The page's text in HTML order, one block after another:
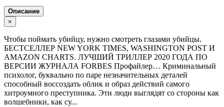
Описание
×
Чтобы поймать убийцу, нужно смотреть глазами убийцы.
БЕСТСЕЛЛЕР NEW YORK TIMES, WASHINGTON POST И
AMAZON CHARTS. ЛУЧШИЙ ТРИЛЛЕР 2020 ГОДА ПО
ВЕРСИИ ЖУРНАЛА FORBES Профайлер… Криминальный
психолог, буквально по паре незначительных деталей
способный воссоздать облик и образ действий самого
хитроумного преступника. Эти люди выглядят со стороны как
волшебники, как су...